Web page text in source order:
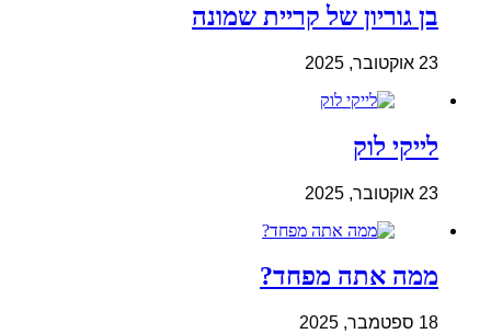
בן גוריון של קריית שמונה
23 אוקטובר, 2025
לייקי לוק
23 אוקטובר, 2025
ממה אתה מפחד?
18 ספטמבר, 2025